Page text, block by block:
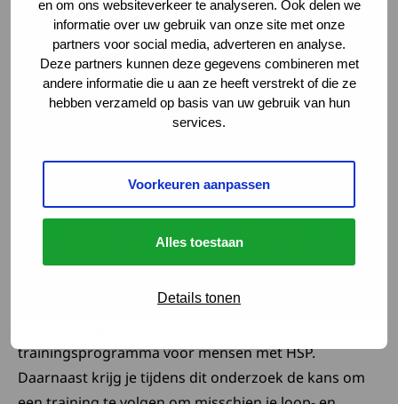
en om ons websiteverkeer te analyseren. Ook delen we
informatie over uw gebruik van onze site met onze
partners voor social media, adverteren en analyse.
Deze partners kunnen deze gegevens combineren met
andere informatie die u aan ze heeft verstrekt of die ze
hebben verzameld op basis van uw gebruik van hun
services.
Voorkeuren aanpassen
Alles toestaan
Details tonen
Als je in groep 1 zit, verandert er voor jou niks. Je blijft
dezelfde training volgen. Als je in groep 2 zit, ga je
beginnen met één deel van de training. Dit is de
kracht, balans-, loop, en mobiliteitstraining. Dit doe je
drie keer per week. Een training duurt 30 minuten. Na
toegevoegd. Dan train je nog steeds drie keer per
week, maar duurt een training 60 minuten.
Je deelname aan dit onderzoek draagt bij de
trainingsprogramma voor mensen met HSP.
Daarnaast krijg je tijdens dit onderzoek de kans om